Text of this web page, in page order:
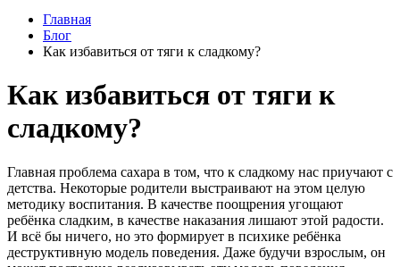
Главная
Блог
Как избавиться от тяги к сладкому?
Как избавиться от тяги к
сладкому?
Главная проблема сахара в том, что к сладкому нас приучают с
детства. Некоторые родители выстраивают на этом целую
методику воспитания. В качестве поощрения угощают
ребёнка сладким, в качестве наказания лишают этой радости.
И всё бы ничего, но это формирует в психике ребёнка
деструктивную модель поведения. Даже будучи взрослым, он